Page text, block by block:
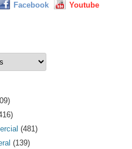
Facebook
Youtube
(481)
(139)